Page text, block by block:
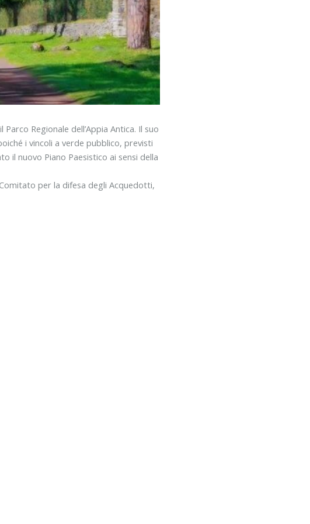
Regionale dell’Appia Antica. Il suo
i vincoli a verde pubblico, previsti
il nuovo Piano Paesistico ai sensi della
per la difesa degli Acquedotti,